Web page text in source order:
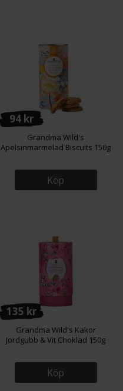
94 kr
Grandma Wild's
Apelsinmarmelad Biscuits 150g
Köp
135 kr
Grandma Wild's Kakor
Jordgubb & Vit Choklad 150g
Köp